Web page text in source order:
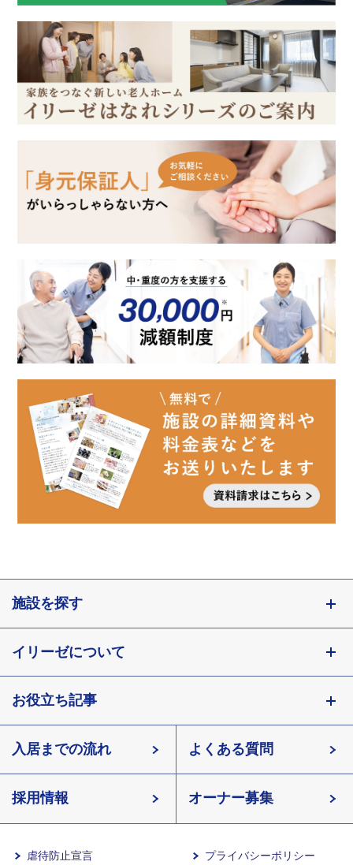
施設を探す
東京都
埼玉県
北海道 宮城県
長野県 愛知県
滋賀県 兵庫県
イリーゼについて
会社概要
有料老人ホームイリーゼとは
イリーゼが選ばれる理由
一日の流れ
お役立ち記事
知っておきたい介護の知識
介護用語をわかりやすく説明
有料老人ホームとは
入居までの流れ よくある質問
採用情報 オーナー募集
虐待防止宣言 プライバシーポリシー